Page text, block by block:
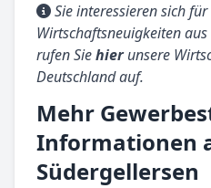
Sie interessieren sich
Wirtschaftsneuigkeiten
rufen Siehierunsere
Deutschland auf.
Mehr
Informationen
Südergellersen